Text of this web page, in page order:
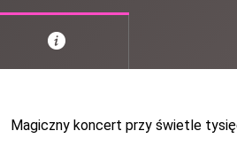
Magiczny koncert przy świetle